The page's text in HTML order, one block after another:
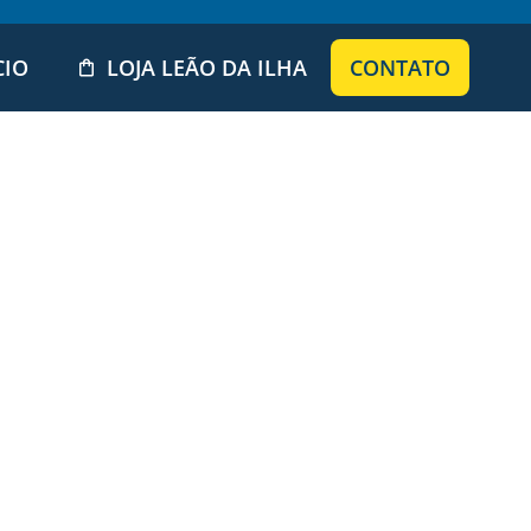
LOJA LEÃO DA ILHA CONTATO